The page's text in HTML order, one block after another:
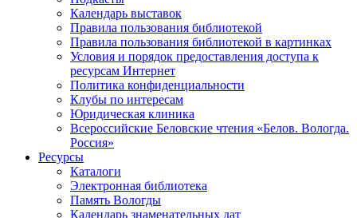
Календарь выставок
Правила пользования библиотекой
Правила пользования библиотекой в картинках
Условия и порядок предоставления доступа к
ресурсам Интернет
Политика конфиденциальности
Клубы по интересам
Юридическая клиника
Всероссийские Беловские чтения «Белов. Вологда.
Россия»
Ресурсы
Каталоги
Электронная библиотека
Память Вологды
Календарь знаменательных дат